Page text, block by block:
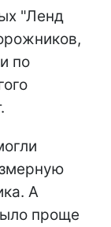
"Ленд
по
А
проще